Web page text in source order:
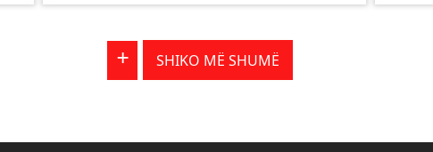
+ SHIKO MË SHUMË